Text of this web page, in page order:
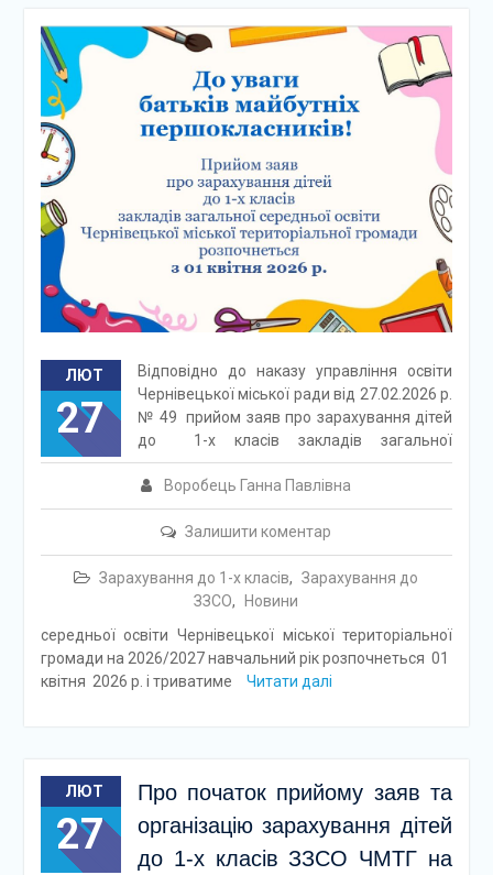
ЛЮТ
27
Воробець Ганна Павлівна
Залишити коментар
Зарахування до 1-х класів, Зарахування до
ЗЗСО, Новини
Відповідно до наказу управління освіти
Чернівецької міської ради від 27.02.2026 р.
№ 49 прийом заяв про зарахування дітей
до 1-х класів закладів загальної
середньої освіти Чернівецької міської територіальної
громади на 2026/2027 навчальний рік розпочнеться 01
квітня 2026 р. і триватиме
Читати далі
ЛЮТ
27
Про початок прийому заяв та
організацію зарахування дітей
до 1-х класів ЗЗСО ЧМТГ на